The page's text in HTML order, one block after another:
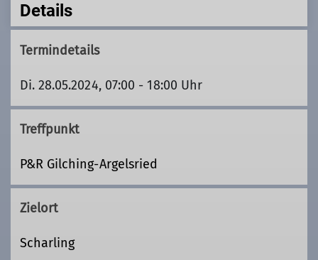
Details
Termindetails
Di. 28.05.2024, 07:00 - 18:00 Uhr
Treffpunkt
P&R Gilching-Argelsried
Zielort
Scharling